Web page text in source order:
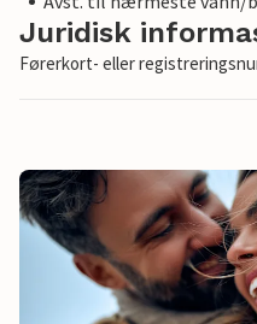
Juridisk
Førerkort- eller